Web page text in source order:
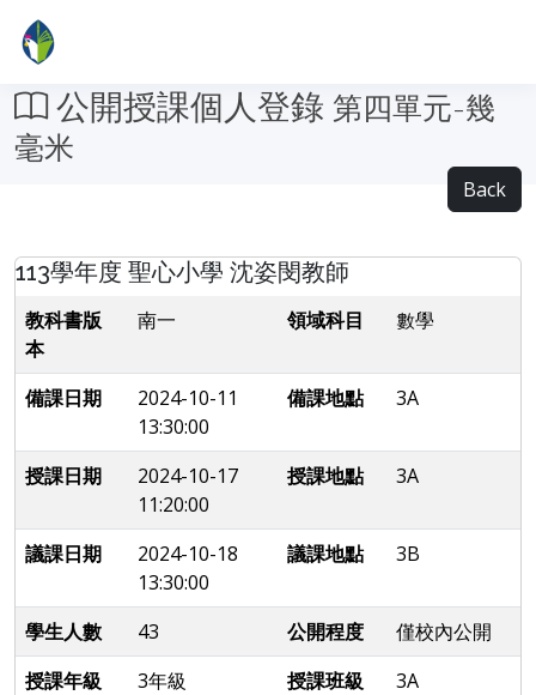
公開授課個人登錄 第四單元-幾
毫米
Back
113學年度 聖心小學 沈姿閔教師
教科書版
本
南一 領域科目 數學
備課日期
2024-10-11
13:30:00
備課地點 3A
授課日期
2024-10-17
11:20:00
授課地點 3A
議課日期
2024-10-18
13:30:00
議課地點 3B
學生人數 43 公開程度
僅校內公開
授課年級
3年級 授課班級
3A